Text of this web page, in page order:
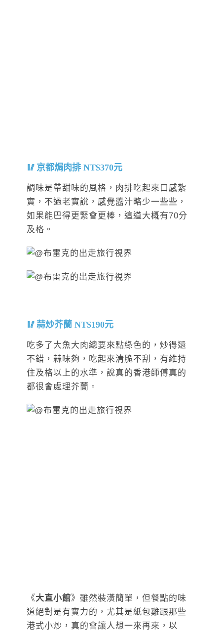
京都焗肉排 NT$370元
調味是帶甜味的風格，肉排吃起來口感紮
實，不過老實說，感覺醬汁略少一些些，
如果能巴得更緊會更棒，這道大概有70分
及格。
蒜炒芥蘭 NT$190元
吃多了大魚大肉總要來點綠色的，炒得還
不錯，蒜味夠，吃起來清脆不刮，有維持
住及格以上的水準，說真的香港師傅真的
都很會處理芥蘭。
《大直小館》雖然裝潢簡單，但餐點的味
道絕對是有實力的，尤其是紙包雞跟那些
港式小炒，真的會讓人想一來再來，以